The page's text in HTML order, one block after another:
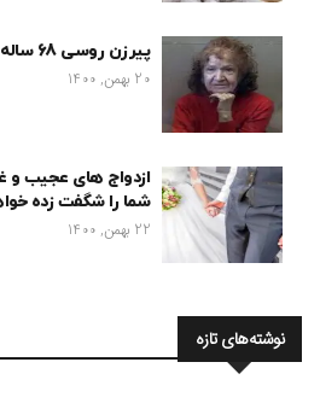
پیرزن روسی 68 ساله آدم خوار
20 بهمن, 1400
ازدواج های عجیب و
شما را شگفت زده
22 بهمن, 1400
نوشته‌های تازه